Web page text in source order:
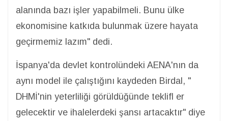
alanında bazı işler yapabilmeli. Bunu ülke
ekonomisine katkıda bulunmak üzere hayata
geçirmemiz lazım" dedi.
İspanya'da devlet kontrolündeki AENA'nın da
aynı model ile çalıştığını kaydeden Birdal, "
DHMİ'nin yeterliliği görüldüğünde teklifl er
gelecektir ve ihalelerdeki şansı artacaktır" diye